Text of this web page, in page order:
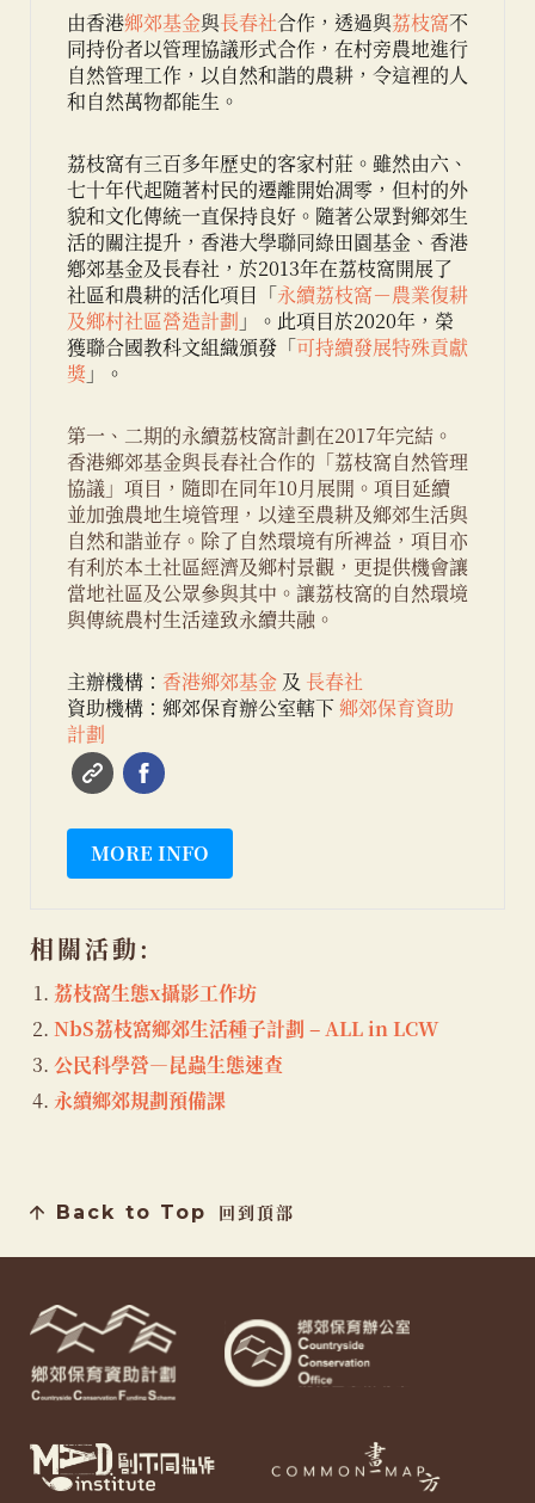
由香港鄉郊基金與長春社合作，透過與荔枝窩不
同持份者以管理協議形式合作，在村旁農地進行
自然管理工作，以自然和諧的農耕，令這裡的人
和自然萬物都能生。
荔枝窩有三百多年歷史的客家村莊。雖然由六、
七十年代起隨著村民的遷離開始凋零，但村的外
貌和文化傳統一直保持良好。 隨著公眾對鄉郊生
活的關注提升，香港大學聯同綠田園基金、香港
鄕郊基金及長春社，於2013年在荔枝窩開展了
社區和農耕的活化項目「永續荔枝窩－農業復耕
及鄉村社區營造計劃 」。此項目於2020年，榮
獲聯合國教科文組織頒發「可持續發展特殊貢獻
獎 」。
第一、二期的永續荔枝窩計劃在2017年完結。
香港鄉郊基金與長春社合作的「荔枝窩自然管理
協議」項目，隨即在同年10月展開。項目延續
並加強農地生境管理，以達至農耕及鄉郊生活與
自然和諧並存。除了自然環境有所裨益，項目亦
有利於本土社區經濟及鄉村景觀，更提供機會讓
當地社區及公眾參與其中。讓荔枝窩的自然環境
與傳統農村生活達致永續共融。
主辦機構： 香港鄉郊基金 及 長春社
資助機構：鄉郊保育辦公室轄下鄉郊保育資助
計劃
MORE INFO
相關活動:
荔枝窩生態x攝影工作坊
NbS荔枝窩鄉郊生活種子計劃 – ALL in LCW
公民科學營—昆蟲生態速查
永續鄉郊規劃預備課
回到頂部
Back to Top